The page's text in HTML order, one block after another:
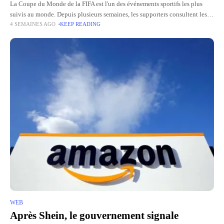
La Coupe du Monde de la FIFA est l'un des événements sportifs les plus
suivis au monde. Depuis plusieurs semaines, les supporters consultent les
calendriers, les résultats, les compositions des
4 SEMAINES AGO KEEP READING
WEB
Après Shein, le gouvernement signale